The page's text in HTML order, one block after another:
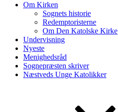
Om Kirken
Sognets historie
Redemptoristerne
Om Den Katolske Kirke
Undervisning
Nyeste
Menighedsråd
Sognepræsten skriver
Næstveds Unge Katolikker